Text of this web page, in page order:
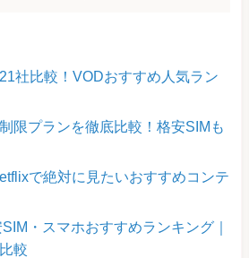
社比較！VODおすすめ人気ラン
限プランを徹底比較！格安SIMも
で絶対に見たいおすすめコンテ
・スマホおすすめランキング｜
較